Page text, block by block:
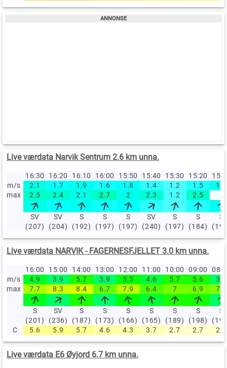
Live værdata Narvik Sentrum 2.6 km unna.
16:30 16:20 16:10 16:00 15:50 15:40 15:30 15:20
m/s
2.1 1.7 1.9 1.6 1.8 1.4 1.2 1.5
1.9
max
2.5 2.4 2.1 2.7 2 2.3 1.2 2.5
SV
(207)
SV
(204)
S
(192)
S
(197)
S
(197)
SV
(240)
S
(197)
S
(184)
S
Live værdata NARVIK - FAGERNESFJELLET 3.0 km unna.
16:00 15:00 14:00 13:00 12:00 11:00 10:00 09:00
m/s
4.9 3.9 5.7 3.9 5.3 4.6 5.7 5.6
3.9
max
7.7 8.3 8.4 6.7 7.9 6.4 7 6.9 7.1
S
(201)
SV
(236)
S
(187)
S
(173)
S
(166)
S
(165)
S
(189)
S
(198)
S
C
5.6 5.9 5.7 4.6 4.3 3.7 2.7 2.7 2.8
Live værdata E6 Øyjord 6.7 km unna.